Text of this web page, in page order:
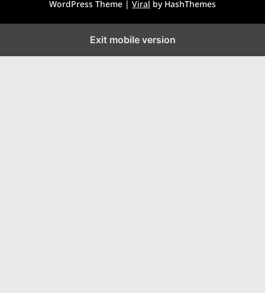
WordPress Theme | Viral by HashThemes
Exit mobile version